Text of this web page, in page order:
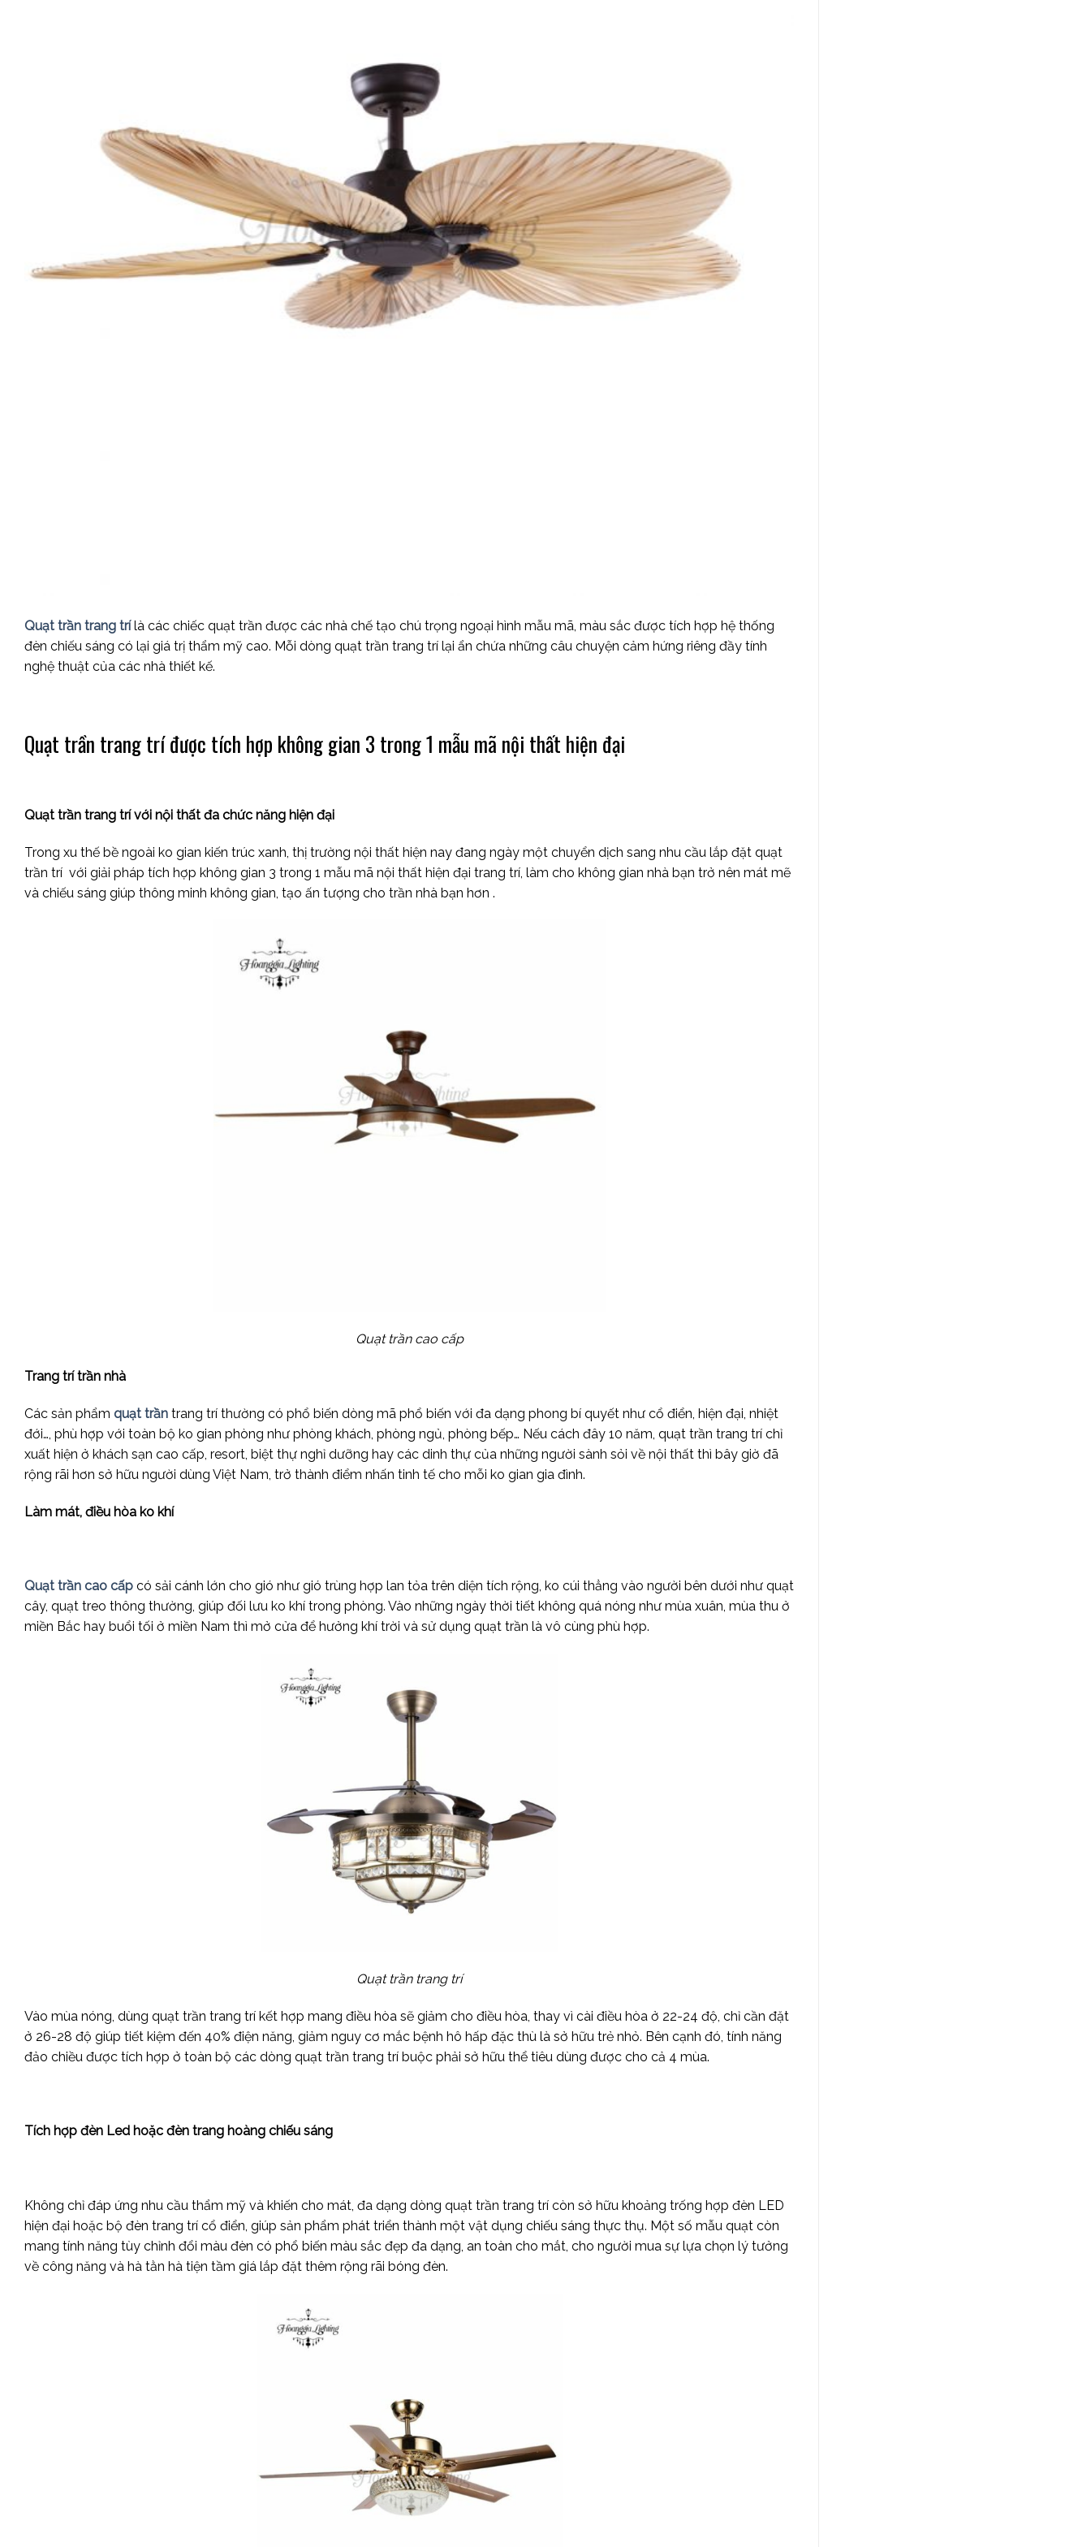
Quạt trần trang trí là các chiếc quạt trần được các nhà chế tạo chú trọng ngoại hình mẫu mã, màu sắc được tích hợp hệ thống
đèn chiếu sáng có lại giá trị thẩm mỹ cao. Mỗi dòng quạt trần trang trí lại ẩn chứa những câu chuyện cảm hứng riêng đầy tính
nghệ thuật của các nhà thiết kế.
Quạt trần trang trí được tích hợp không gian 3 trong 1 mẫu mã nội thất hiện đại
Quạt trần trang trí với nội thất đa chức năng hiện đại
Trong xu thế bề ngoài ko gian kiến trúc xanh, thị trường nội thất hiện nay đang ngày một chuyển dịch sang nhu cầu lắp đặt quạt
trần trí với giải pháp tích hợp không gian 3 trong 1 mẫu mã nội thất hiện đại trang trí, làm cho không gian nhà bạn trở nên mát mẽ
và chiếu sáng giúp thông minh không gian, tạo ấn tượng cho trần nhà bạn hơn .
Quạt trần cao cấp
Trang trí trần nhà
Các sản phẩm quạt trần trang trí thường có phổ biến dòng mã phổ biến với đa dạng phong bí quyết như cổ điển, hiện đại, nhiệt
đới…, phù hợp với toàn bộ ko gian phòng như phòng khách, phòng ngủ, phòng bếp… Nếu cách đây 10 năm, quạt trần trang trí chỉ
xuất hiện ở khách sạn cao cấp, resort, biệt thự nghỉ dưỡng hay các dinh thự của những người sành sỏi về nội thất thì bây giờ đã
rộng rãi hơn sở hữu người dùng Việt Nam, trở thành điểm nhấn tinh tế cho mỗi ko gian gia đình.
Làm mát, điều hòa ko khí
Quạt trần cao cấp có sải cánh lớn cho gió như gió trùng hợp lan tỏa trên diện tích rộng, ko cúi thẳng vào người bên dưới như quạt
cây, quạt treo thông thường, giúp đối lưu ko khí trong phòng. Vào những ngày thời tiết không quá nóng như mùa xuân, mùa thu ở
miền Bắc hay buổi tối ở miền Nam thì mở cửa để hưởng khí trời và sử dụng quạt trần là vô cùng phù hợp.
Quạt trần trang trí
Vào mùa nóng, dùng quạt trần trang trí kết hợp mang điều hòa sẽ giảm cho điều hòa, thay vì cài điều hòa ở 22-24 độ, chỉ cần đặt
ở 26-28 độ giúp tiết kiệm đến 40% điện năng, giảm nguy cơ mắc bệnh hô hấp đặc thù là sở hữu trẻ nhỏ. Bên cạnh đó, tính năng
đảo chiều được tích hợp ở toàn bộ các dòng quạt trần trang trí buộc phải sở hữu thể tiêu dùng được cho cả 4 mùa.
Tích hợp đèn Led hoặc đèn trang hoàng chiếu sáng
Không chỉ đáp ứng nhu cầu thẩm mỹ và khiến cho mát, đa dạng dòng quạt trần trang trí còn sở hữu khoảng trống hợp đèn LED
hiện đại hoặc bộ đèn trang trí cổ điển, giúp sản phẩm phát triển thành một vật dụng chiếu sáng thực thụ. Một số mẫu quạt còn
mang tính năng tùy chỉnh đổi màu đèn có phổ biến màu sắc đẹp đa dạng, an toàn cho mắt, cho người mua sự lựa chọn lý tưởng
về công năng và hà tằn hà tiện tầm giá lắp đặt thêm rộng rãi bóng đèn.